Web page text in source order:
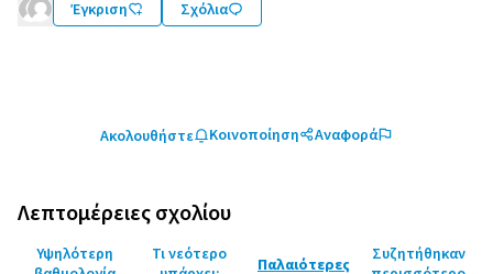
Έγκριση Σχόλια
Ακολουθήστε Κοινοποίηση Αναφορά
Λεπτομέρειες σχολίου
Υψηλότερη
Τι νεότερο
Παλαιότερες
Συζητήθηκαν